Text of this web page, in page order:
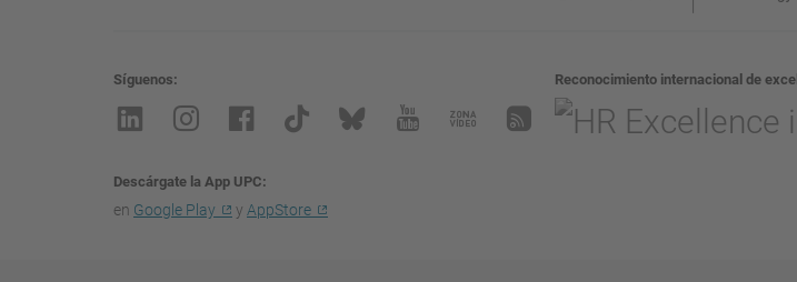
Síguenos
Descárgate la App UPC
en Google Play y AppStore
Reconocimiento internacional de